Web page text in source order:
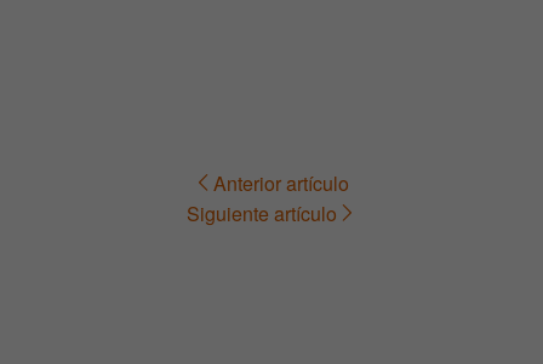
Navegación Anterior artículo
Siguiente artículo